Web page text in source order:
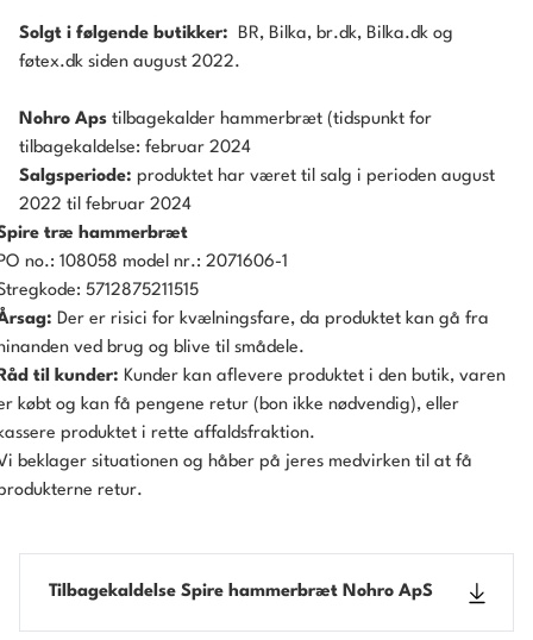
Solgt i følgende butikker: BR, Bilka, br.dk, Bilka.dk og
føtex.dk siden august 2022.
Nohro Aps tilbagekalder hammerbræt (tidspunkt for
tilbagekaldelse: februar 2024
Salgsperiode: produktet har været til salg i perioden august
2022 til februar 2024
træ hammerbræt
no.: 108058 model nr.: 2071606-1
5712875211515
Der er risici for kvælningsfare, da produktet kan gå fra
ved brug og blive til smådele.
til kunder: Kunder kan aflevere produktet i den butik, varen
købt og kan få pengene retur (bon ikke nødvendig), eller
produktet i rette affaldsfraktion.
beklager situationen og håber på jeres medvirken til at få
retur.
Tilbagekaldelse Spire hammerbræt Nohro ApS